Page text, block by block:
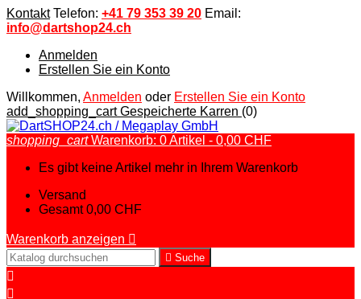
Kontakt Telefon: +41 79 353 39 20 Email:
info@dartshop24.ch
Anmelden
Erstellen Sie ein Konto
Willkommen, Anmelden oder Erstellen Sie ein Konto
add_shopping_cartGespeicherte Karren (0)
shopping_cart Warenkorb: 0Artikel - 0,00 CHF
Es gibt keine Artikel mehr in Ihrem Warenkorb
Versand
Gesamt 0,00 CHF
Warenkorb anzeigen 
 Suche

